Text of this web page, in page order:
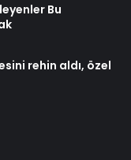
Bu
rehin aldı, özel